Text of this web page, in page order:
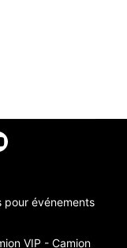
pour événements
VIP - Camion